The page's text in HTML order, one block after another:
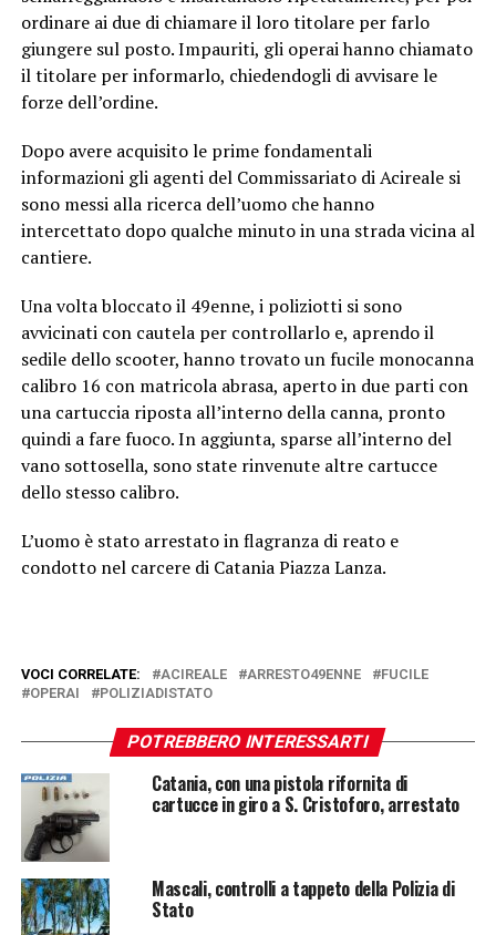
ordinare ai due di chiamare il loro titolare per farlo
giungere sul posto. Impauriti, gli operai hanno chiamato
il titolare per informarlo, chiedendogli di avvisare le
forze dell’ordine.
Dopo avere acquisito le prime fondamentali
informazioni gli agenti del Commissariato di Acireale si
sono messi alla ricerca dell’uomo che hanno
intercettato dopo qualche minuto in una strada vicina al
cantiere.
Una volta bloccato il 49enne, i poliziotti si sono
avvicinati con cautela per controllarlo e, aprendo il
sedile dello scooter, hanno trovato un fucile monocanna
calibro 16 con matricola abrasa, aperto in due parti con
una cartuccia riposta all’interno della canna, pronto
quindi a fare fuoco. In aggiunta, sparse all’interno del
vano sottosella, sono state rinvenute altre cartucce
dello stesso calibro.
L’uomo è stato arrestato in flagranza di reato e
condotto nel carcere di Catania Piazza Lanza.
VOCI CORRELATE: ACIREALE ARRESTO49ENNE
FUCILE
OPERAI
POLIZIADISTATO
POTREBBERO INTERESSARTI
Catania, con una pistola rifornita di
cartucce in giro a S. Cristoforo, arrestato
Mascali, controlli a tappeto della Polizia di
Stato